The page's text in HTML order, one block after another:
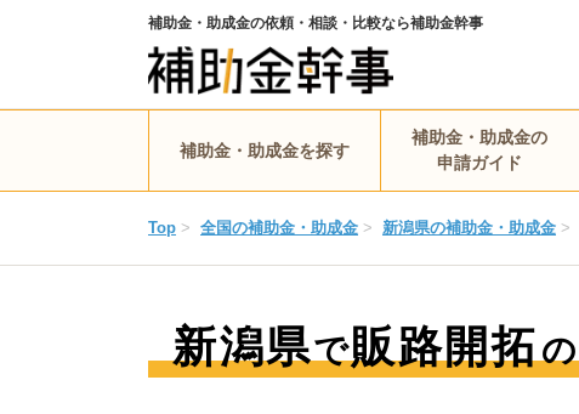
補助金・助成金の依頼・相談・比較なら補助金幹事
補助金・助成金を探す
補助金・助成金の
申請ガイド
Top > 全国の補助金・助成金 > 新潟県の補助金・助成金 >
新潟県で販路開拓の